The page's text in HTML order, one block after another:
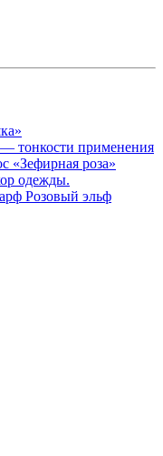
тонкости применения
«Зефирная роза»
одежды.
Розовый эльф